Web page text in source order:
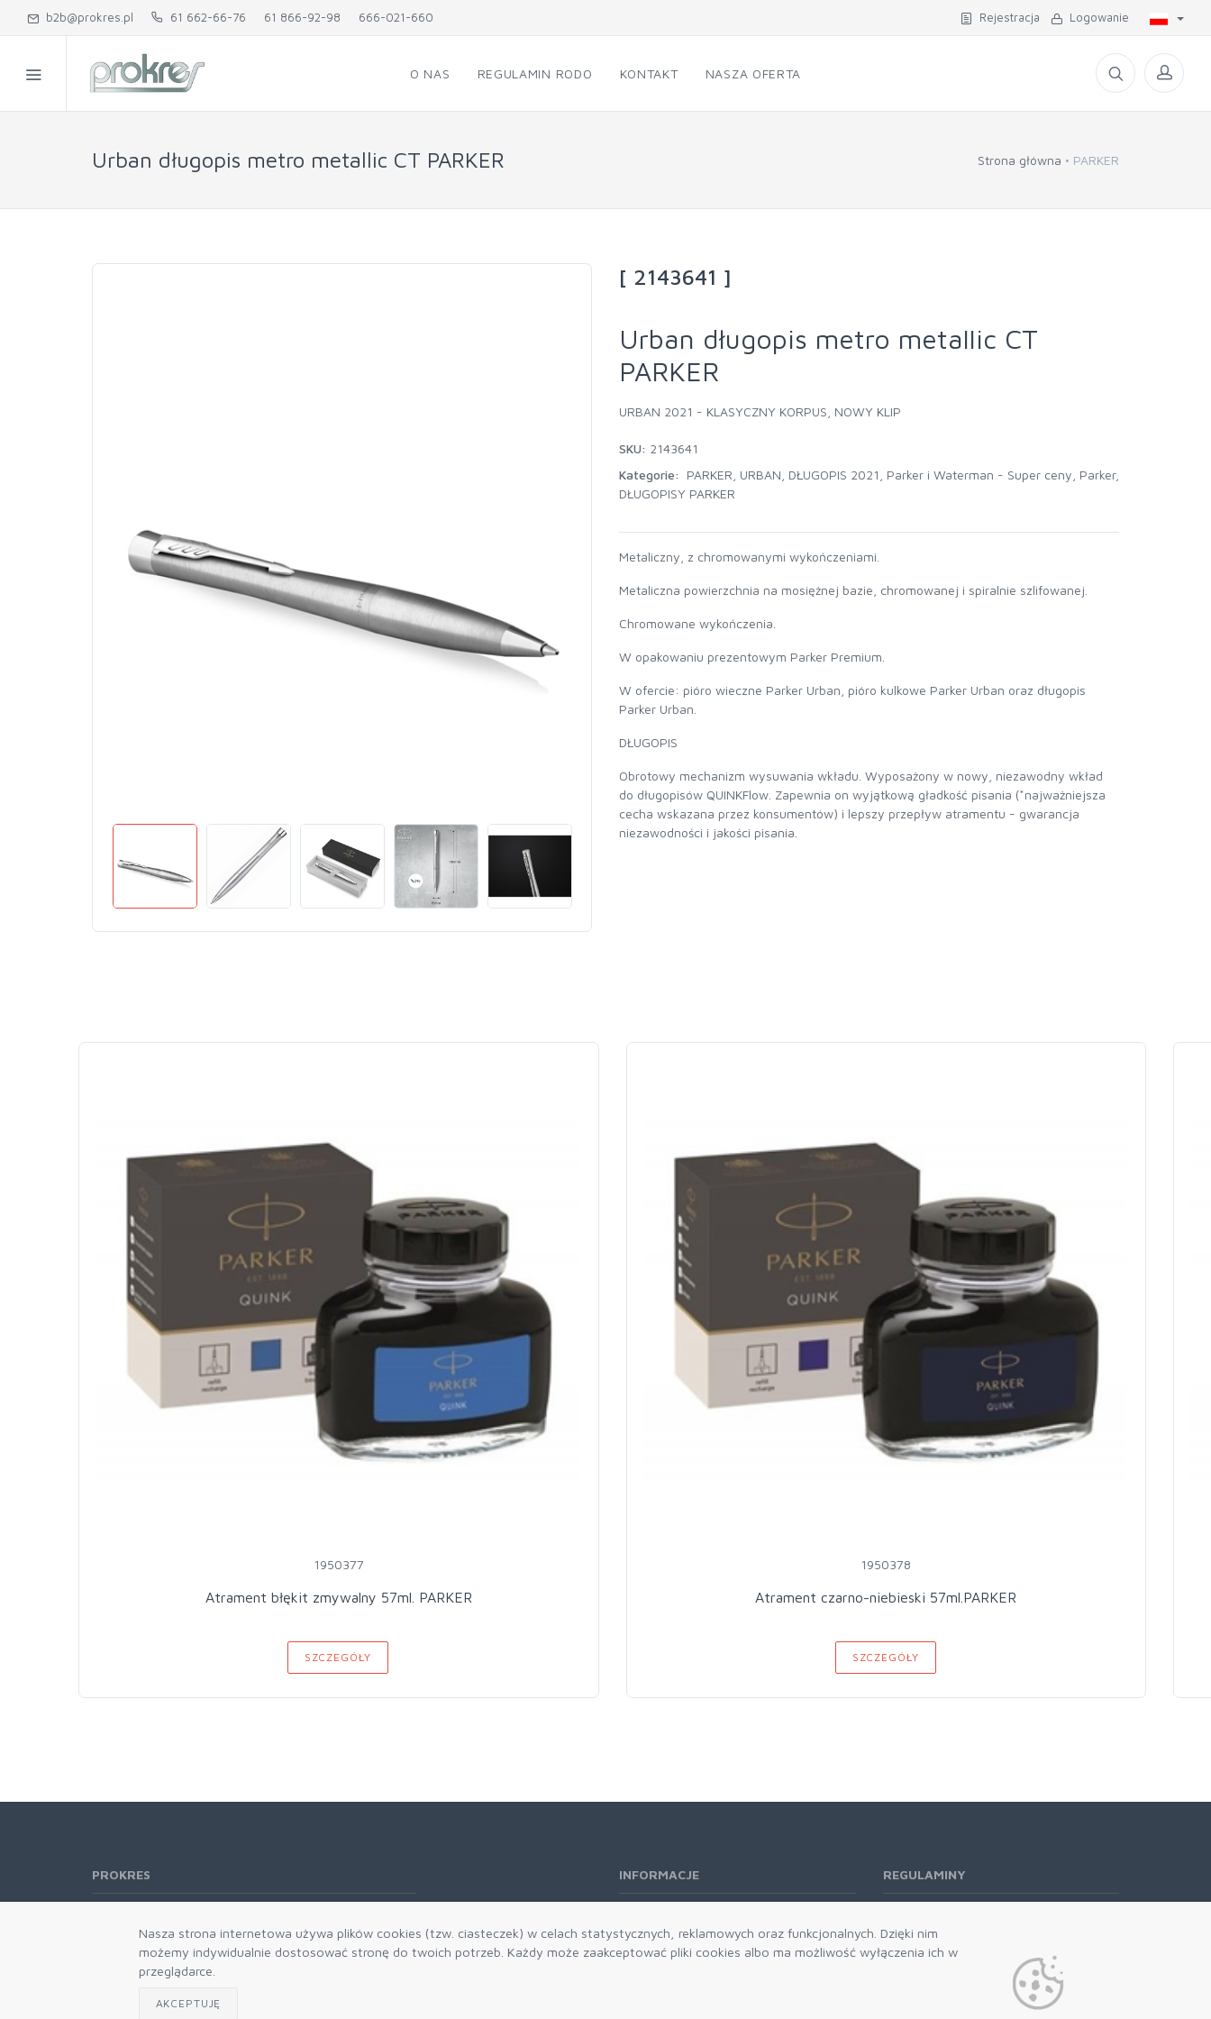
Nasza strona internetowa używa plików cookies (tzw. ciasteczek) w celach statystycznych, reklamowych oraz funkcjonalnych. Dzięki nim
możemy indywidualnie dostosować stronę do twoich potrzeb. Każdy może zaakceptować pliki cookies albo ma możliwość wyłączenia ich w
przeglądarce.
AKCEPTUJĘ
b2b@prokres.pl 61 662-66-76 61 866-92-98 666-021-660 Rejestracja Logowanie
O NAS REGULAMIN RODO KONTAKT NASZA OFERTA
Urban długopis metro metallic CT PARKER Strona główna PARKER
[ 2143641 ]
Urban długopis metro metallic CT
PARKER
URBAN 2021 - KLASYCZNY KORPUS, NOWY KLIP
SKU: 2143641
Kategorie:
PARKER URBAN DŁUGOPIS 2021 Parker i Waterman - Super ceny Parker,
DŁUGOPISY PARKER
Metaliczny, z chromowanymi wykończeniami.
Metaliczna powierzchnia na mosiężnej bazie, chromowanej i spiralnie szlifowanej.
Chromowane wykończenia.
W opakowaniu prezentowym Parker Premium.
W ofercie: pióro wieczne Parker Urban, pióro kulkowe Parker Urban oraz długopis
Parker Urban.
DŁUGOPIS
Obrotowy mechanizm wysuwania wkładu. Wyposażony w nowy, niezawodny wkład
do długopisów QUINKFlow. Zapewnia on wyjątkową gładkość pisania (*najważniejsza
cecha wskazana przez konsumentów) i lepszy przepływ atramentu - gwarancja
niezawodności i jakości pisania.
1950377
Atrament błękit zmywalny 57ml. PARKER
SZCZEGÓŁY
1950378
Atrament czarno-niebieski 57ml.PARKER
SZCZEGÓŁY
PROKRES
61 866-92-98
666-021-660
Dział handlowy email: prokres@prokres.pl
INFORMACJE
Kontakt
REGULAMINY